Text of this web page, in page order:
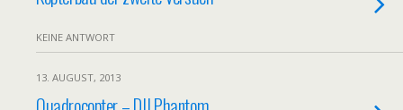
KEINE ANTWORT
13. AUGUST, 2013